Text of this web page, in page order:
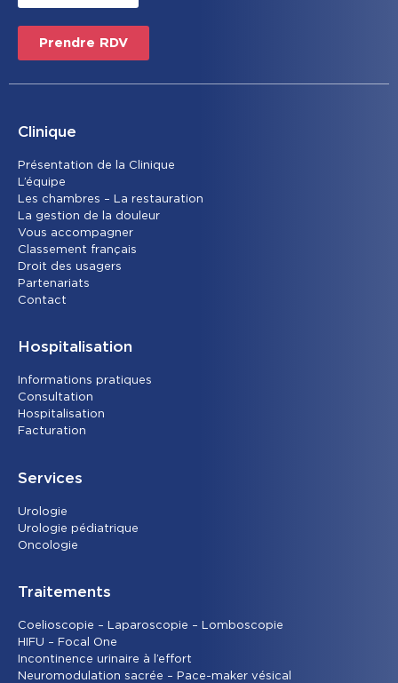
Prendre RDV
Clinique
Présentation de la Clinique
L’équipe
Les chambres – La restauration
La gestion de la douleur
Vous accompagner
Classement français
Droit des usagers
Partenariats
Contact
Hospitalisation
Informations pratiques
Consultation
Hospitalisation
Facturation
Services
Urologie
Urologie pédiatrique
Oncologie
Traitements
Coelioscopie – Laparoscopie – Lomboscopie
HIFU – Focal One
Incontinence urinaire à l’effort
Neuromodulation sacrée – Pace-maker vésical